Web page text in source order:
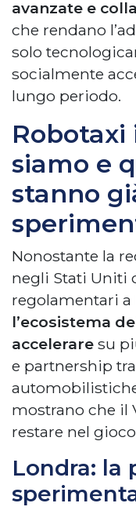
avanzate e
che rendano
solo
socialmente
lungo periodo.
Robotaxi
siamo e
stanno
Nonostante la
negli Stati Uniti
regolamentari a
l’ecosistema
accelerare su
e partnership
mostrano che il
restare nel
Londra: la